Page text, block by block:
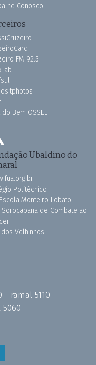
Conosco
FM 92.3
do Bem OSSEL
Ubaldino do
Politécnico
Monteiro Lobato
Sorocabana de Combate ao
Velhinhos
- ramal 5110
5060